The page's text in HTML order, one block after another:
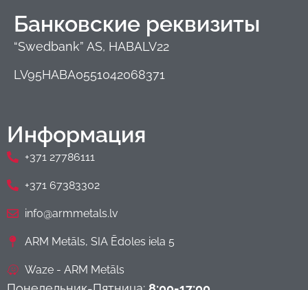
Банковские реквизиты
“Swedbank” AS, HABALV22
LV95HABA0551042068371
Информация
+371 27786111
+371 67383302
info@armmetals.lv
ARM Metāls, SIA Ēdoles iela 5
Waze - ARM Metāls